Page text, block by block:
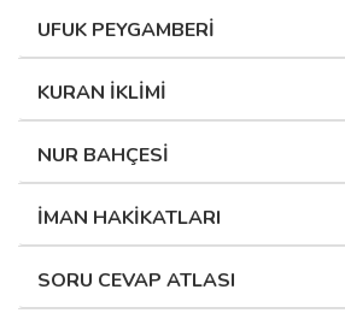
UFUK PEYGAMBERİ
KURAN İKLİMİ
NUR BAHÇESİ
İMAN HAKİKATLARI
SORU CEVAP ATLASI